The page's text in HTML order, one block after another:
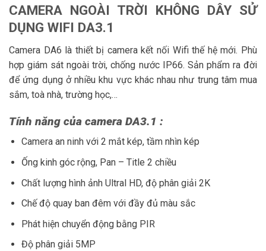
CAMERA NGOÀI TRỜI KHÔNG DÂY SỬ
DỤNG WIFI DA3.1
Camera DA6 là thiết bị camera kết nối Wifi thế hệ mới. Phù
hợp giám sát ngoài trời, chống nước IP66. Sản phẩm ra đời
để ứng dụng ở nhiều khu vực khác nhau như trung tâm mua
sắm, toà nhà, trường học,…
Tính năng của camera DA3.1 :
Camera an ninh với 2 mắt kép, tầm nhìn kép
Ống kinh góc rộng, Pan – Title 2 chiều
Chất lượng hình ảnh Ultral HD, độ phân giải 2K
Chế độ quay ban đêm với đầy đủ màu sắc
Phát hiện chuyển động bằng PIR
Độ phân giải 5MP